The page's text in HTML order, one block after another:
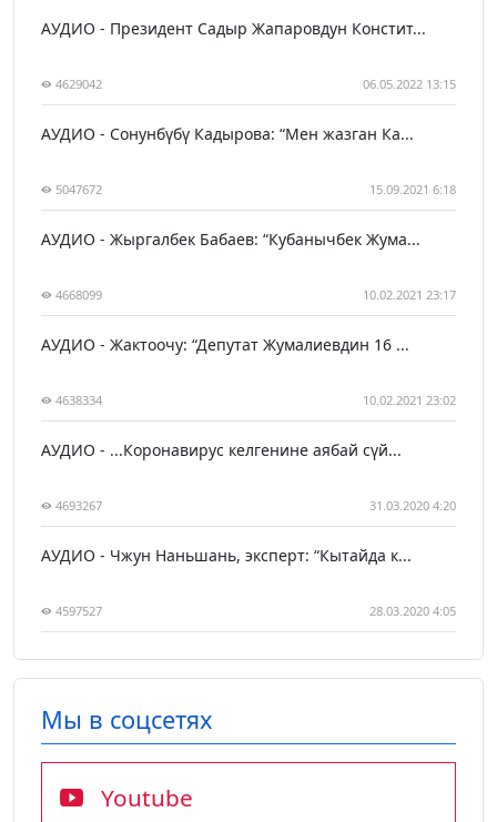
АУДИО - Президент Садыр Жапаровдун Констит...
4629042 06.05.2022 13:15
АУДИО - Сонунбүбү Кадырова: “Мен жазган Ка...
5047672 15.09.2021 6:18
АУДИО - Жыргалбек Бабаев: “Кубанычбек Жума...
4668099 10.02.2021 23:17
АУДИО - Жактоочу: “Депутат Жумалиевдин 16 ...
4638334 10.02.2021 23:02
АУДИО - ...Коронавирус келгенине аябай сүй...
4693267 31.03.2020 4:20
АУДИО - Чжун Наньшань, эксперт: “Кытайда к...
4597527 28.03.2020 4:05
Мы в соцсетях
Youtube